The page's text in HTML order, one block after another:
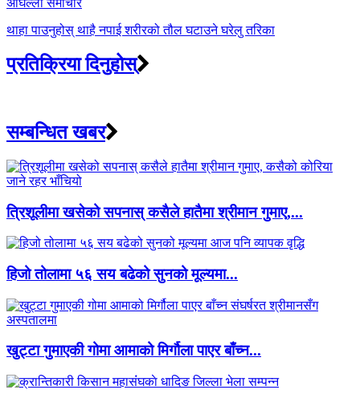
अघिल्लाे समाचार
थाहा पाउनुहोस् थाहै नपाई शरीरको तौल घटाउने घरेलु तरिका
प्रतिक्रिया दिनुहोस्
सम्बन्धित खबर
त्रिशूलीमा खसेको सपनास् कसैले हातैमा श्रीमान गुमाए,...
हिजो तोलामा ५६ सय बढेको सुनको मूल्यमा...
खुट्टा गुमाएकी गोमा आमाको मिर्गौला पाएर बाँच्न...